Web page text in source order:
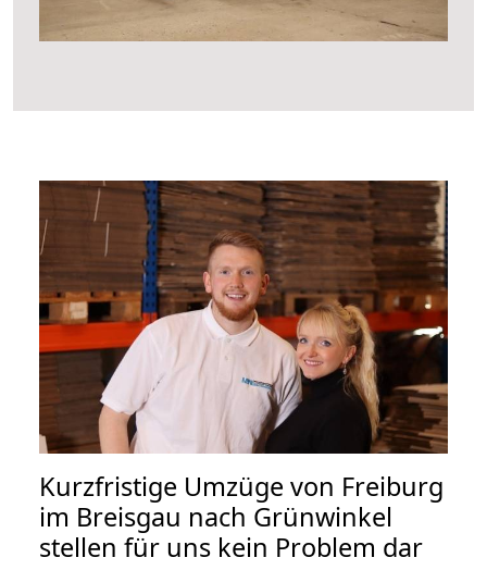
Kurzfristige Umzüge von Freiburg
im Breisgau nach Grünwinkel
stellen für uns kein Problem dar